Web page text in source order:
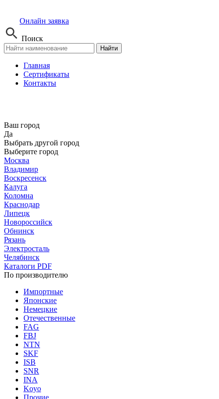
Онлайн заявка
Поиск
Найти
Главная
Сертификаты
Контакты
Ваш город
Да
Выбрать другой город
Выберите город
Москва
Владимир
Воскресенск
Калуга
Коломна
Краснодар
Липецк
Новороссийск
Обнинск
Рязань
Электросталь
Челябинск
Каталоги PDF
По производителю
Импортные
Японские
Немецкие
Отечественные
FAG
FBJ
NTN
SKF
ISB
SNR
INA
Koyo
Прочие